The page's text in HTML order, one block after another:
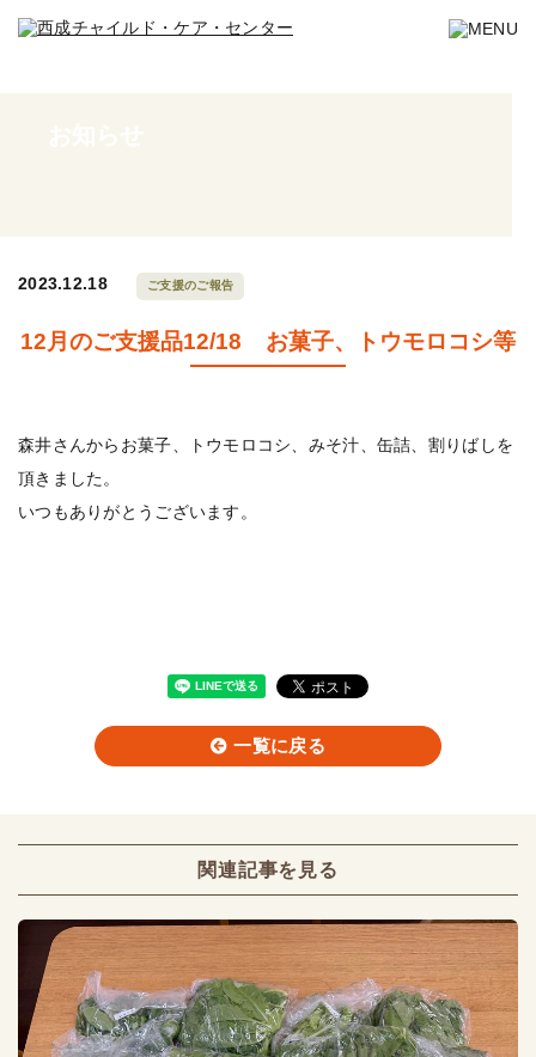
2023.12.18 ご支援のご報告
12月のご支援品12/18 お菓子、トウモロコシ等
森井さんからお菓子、トウモロコシ、みそ汁、缶詰、割りばしを
頂きました。
いつもありがとうございます。
一覧に戻る
関連記事を見る